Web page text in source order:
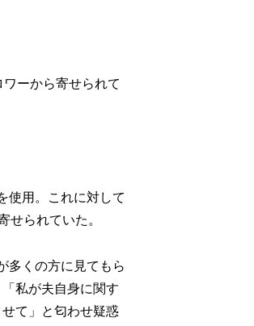
ーから寄せられて
使用。これに対して
せられていた。
多くの方に見てもら
私が夫自身に関す
て」と匂わせ疑惑